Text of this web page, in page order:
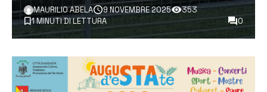
MAURILIO ABELA 9 NOVEMBRE 2025
353
1 MINUTI DI LETTURA
0